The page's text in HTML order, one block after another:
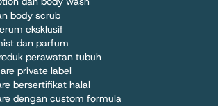
body scrub
eksklusif
dan parfum
perawatan tubuh
private label
bersertifikat halal
dengan custom formula